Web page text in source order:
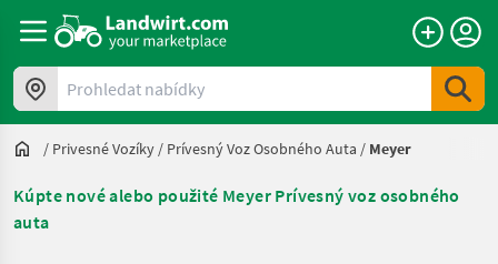
Prohledat nabídky
/ Privesné Vozíky / Prívesný Voz Osobného Auta / Meyer
Kúpte nové alebo použité Meyer Prívesný voz osobného
auta